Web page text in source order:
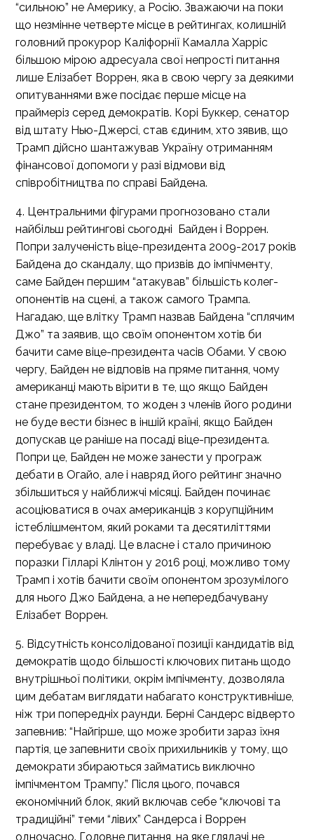
“сильною” не Америку, а Росію. Зважаючи на поки
що незмінне четверте місце в рейтингах, колишній
головний прокурор Каліфорнії Камалла Харріс
більшою мірою адресуала свої непрості питання
лише Елізабет Воррен, яка в свою чергу за деякими
опитуваннями вже посідає перше місце на
праймеріз серед демократів. Корі Буккер, сенатор
від штату Нью-Джерсі, став єдиним, хто зявив, що
Трамп дійсно шантажував Україну отриманням
фінансової допомоги у разі відмови від
співробітництва по справі Байдена.
4. Центральними фігурами прогнозовано стали
найбільш рейтингові сьогодні Байден і Воррен.
Попри залученість віце-президента 2009-2017 років
Байдена до скандалу, що призвів до імпічменту,
саме Байден першим “атакував” більшість колег-
опонентів на сцені, а також самого Трампа.
Нагадаю, ще влітку Трамп назвав Байдена “сплячим
Джо” та заявив, що своїм опонентом хотів би
бачити саме віце-президента часів Обами. У свою
чергу, Байден не відповів на пряме питання, чому
американці мають вірити в те, що якщо Байден
стане президентом, то жоден з членів його родини
не буде вести бізнес в іншій країні, якщо Байден
допускав це раніше на посаді віце-президента.
Попри це, Байден не може занести у програж
дебати в Огайо, але і навряд його рейтинг значно
збільшиться у найближчі місяці. Байден починає
асоціюватися в очах американців з корупційним
істеблішментом, який роками та десятиліттями
перебуває у владі. Це власне і стало причиною
поразки Гілларі Клінтон у 2016 році, можливо тому
Трамп і хотів бачити своїм опонентом зрозумілого
для нього Джо Байдена, а не непередбачувану
Елізабет Воррен.
5. Відсутність консолідованої позиції кандидатів від
демократів щодо більшості ключових питань щодо
внутрішньої політики, окрім імпічменту, дозволяла
цим дебатам виглядати набагато конструктивніше,
ніж три попередніх раунди. Берні Сандерс відверто
запевнив: “Найгірше, що може зробити зараз їхня
партія, це запевнити своїх прихильників у тому, що
демократи збираються займатись виключно
імпічментом Трампу.” Після цього, почався
економічний блок, який включав себе “ключові та
традиційні” теми “лівих” Сандерса і Воррен
одночасно. Головне питання, на яке глядачі не